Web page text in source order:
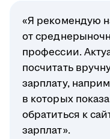
«Я рекомендую
от
профессии.
посчитать
зарплату,
в которых
обратиться к
зарплат».